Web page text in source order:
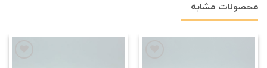
محصولات مشابه